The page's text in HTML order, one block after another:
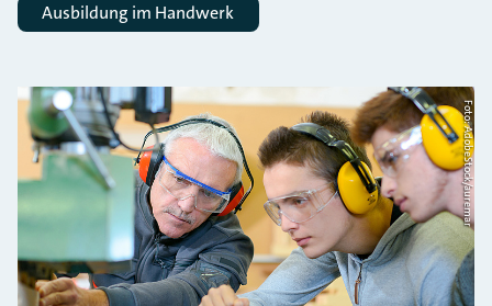
Ausbildung im Handwerk
Foto: AdobeStock/auremar